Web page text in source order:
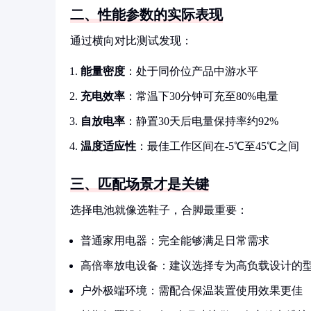
二、性能参数的实际表现
通过横向对比测试发现：
能量密度 ：处于同价位产品中游水平
充电效率 ：常温下30分钟可充至80%电量
自放电率 ：静置30天后电量保持率约92%
温度适应性 ：最佳工作区间在-5℃至45℃之间
三、匹配场景才是关键
选择电池就像选鞋子，合脚最重要：
普通家用电器：完全能够满足日常需求
高倍率放电设备：建议选择专为高负载设计的
户外极端环境：需配合保温装置使用效果更佳